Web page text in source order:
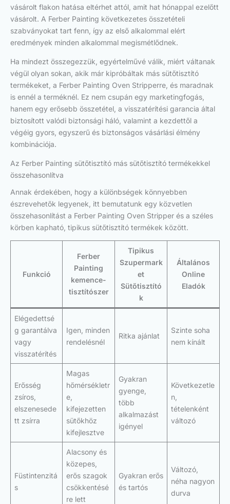
vásárolt flakon hatása eltérhet attól, amit hat hónappal ezelőtt
vásárolt. A Ferber Painting következetes összetételi
szabványokat tart fenn, így az első alkalommal elért
eredmények minden alkalommal megismétlődnek.
Ha mindezt összegezzük, egyértelművé válik, miért váltanak
végül olyan sokan, akik már kipróbáltak más sütőtisztító
termékeket, a Ferber Painting Oven Stripperre, és maradnak
is ennél a terméknél. Ez nem csupán egy marketingfogás,
hanem egy erősebb összetétel, a visszatérítési garancia által
biztosított valódi biztonsági háló, valamint a kezdettől a
végéig gyors, egyszerű és biztonságos vásárlási élmény
kombinációja.
Az Ferber Painting sütőtisztító más sütőtisztító termékekkel
összehasonlítva
Annak érdekében, hogy a különbségek könnyebben
észrevehetők legyenek, itt bemutatunk egy közvetlen
összehasonlítást a Ferber Painting Oven Stripper és a széles
körben kapható, tipikus sütőtisztító termékek között.
Funkció
Ferber
Painting
kemence-
tisztítószer
Tipikus
Szupermark
et
Sütőtisztító
k
Általános
Online
Eladók
Elégedettsé
g garantálva
vagy
visszatérítés
Igen, minden
rendelésnél
Ritka ajánlat
Szinte soha
nem kínált
Erősség
zsíros,
elszenesede
tt zsírra
Magas
hőmérsékletr
e,
kifejezetten
sütőkhöz
kifejlesztve
Gyakran
gyenge,
több
alkalmazást
igényel
Következetle
n,
tételenként
változó
Füstintenzitá
s
Alacsony és
közepes,
erős szagok
csökkentésé
re lett
Gyakran erős
és tartós
Változó,
néha nagyon
durva